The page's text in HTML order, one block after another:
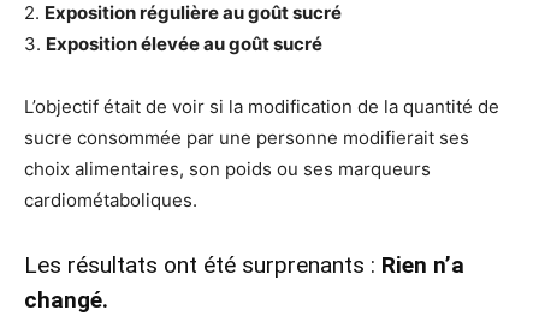
2. Exposition régulière au goût sucré
3. Exposition élevée au goût sucré
L’objectif était de voir si la modification de la quantité de
sucre consommée par une personne modifierait ses
choix alimentaires, son poids ou ses marqueurs
cardiométaboliques.
Les résultats ont été surprenants : Rien n’a
changé.